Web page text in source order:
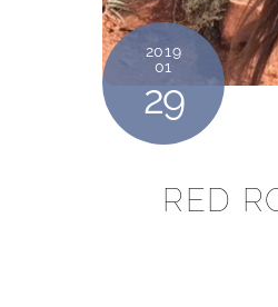
2019
01
29
RED